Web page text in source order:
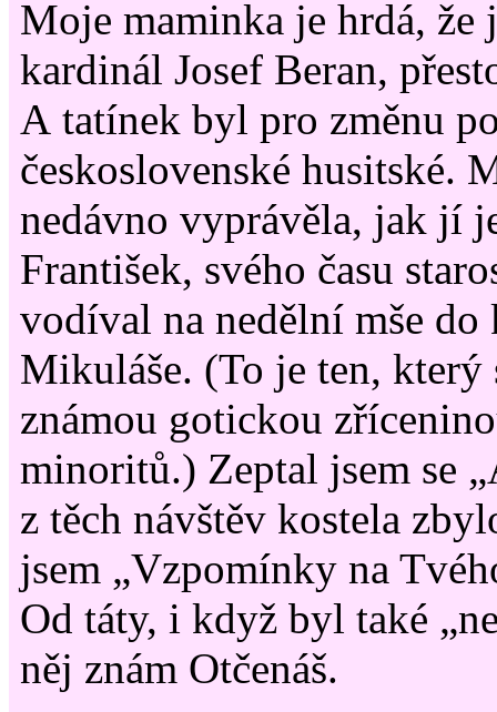
Moje maminka je hrdá,
kardinál Josef Beran,
A tatínek byl pro změnu
československé husitské.
nedávno vyprávěla, jak jí
František, svého času
vodíval na nedělní mše do
Mikuláše. (To je ten, který
známou gotickou
minoritů.) Zeptal jsem se
z těch návštěv kostela
jsem „Vzpomínky na
Od táty, i když byl také
něj znám Otčenáš.